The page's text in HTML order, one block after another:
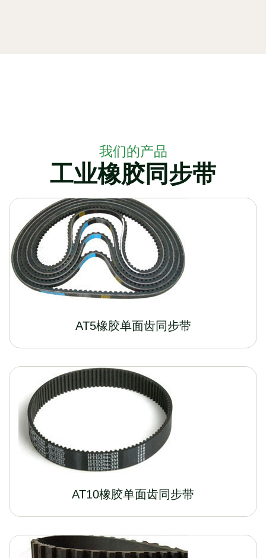
我们的产品
工业橡胶同步带
AT5橡胶单面齿同步带
AT10橡胶单面齿同步带